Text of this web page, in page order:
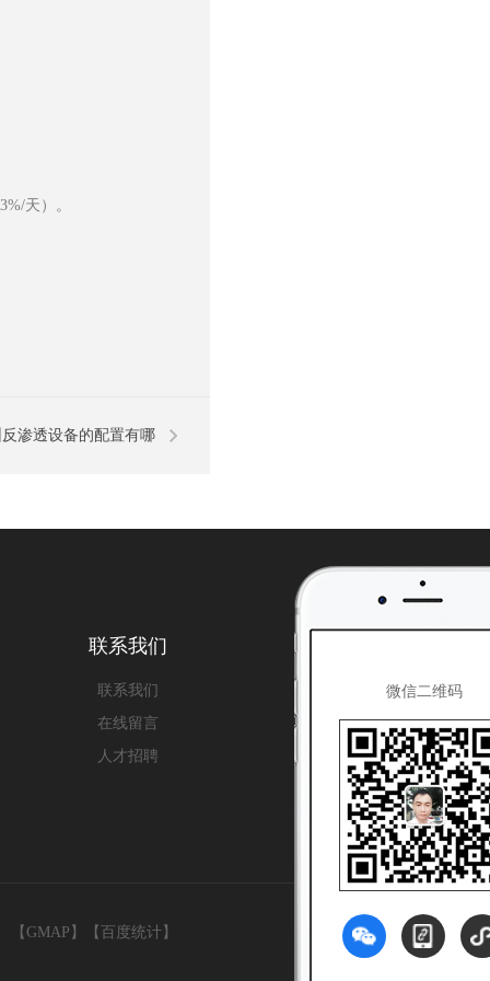
天）。
渗透设备的配置有哪
联系我们
联系我们
在线留言
人才招聘
微信二维码
【GMAP】 【百度统计】